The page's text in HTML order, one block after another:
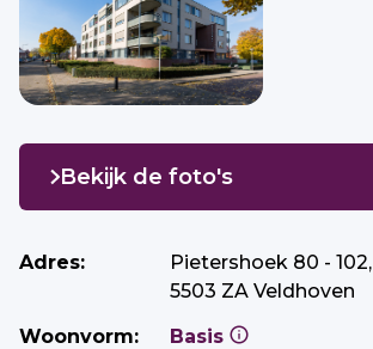
Adres:
Pietershoek 80 - 102,
5503 ZA Veldhoven
Woonvorm:
Basis
Bekijk de foto's